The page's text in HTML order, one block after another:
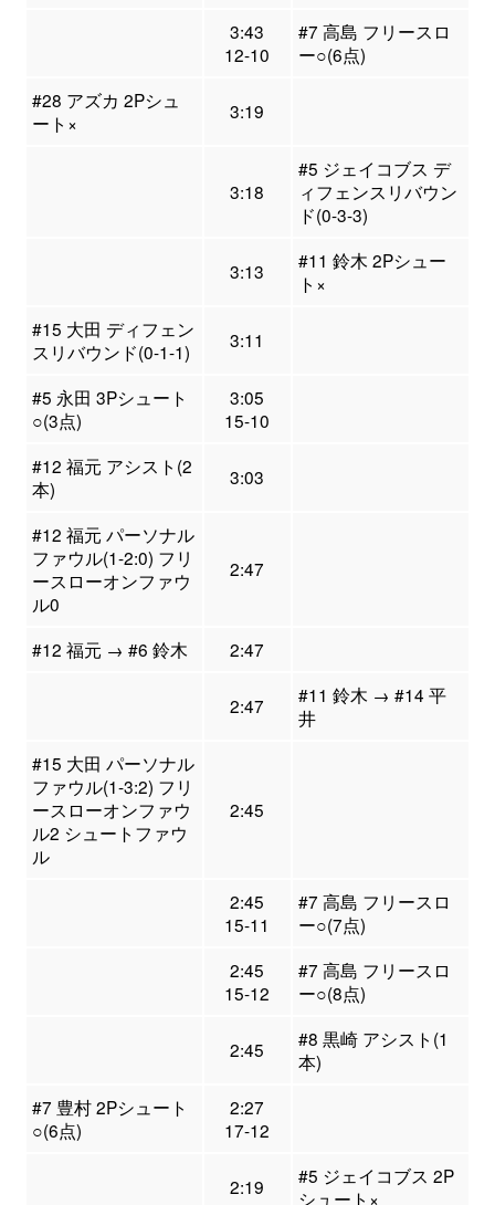
3:43
12-10
#7 高島 フリースロ
ー○(6点)
#28 アズカ 2Pシュ
ート×
3:19
3:18
#5 ジェイコブス デ
ィフェンスリバウン
ド(0-3-3)
3:13
#11 鈴木 2Pシュー
ト×
#15 大田 ディフェン
スリバウンド(0-1-1)
3:11
#5 永田 3Pシュート
○(3点)
3:05
15-10
#12 福元 アシスト(2
本)
3:03
#12 福元 パーソナル
ファウル(1-2:0) フリ
ースローオンファウ
ル0
2:47
#12 福元 → #6 鈴木 2:47
2:47
#11 鈴木 → #14 平
井
#15 大田 パーソナル
ファウル(1-3:2) フリ
ースローオンファウ
ル2 シュートファウ
ル
2:45
2:45
15-11
#7 高島 フリースロ
ー○(7点)
2:45
15-12
#7 高島 フリースロ
ー○(8点)
2:45
#8 黒崎 アシスト(1
本)
#7 豊村 2Pシュート
○(6点)
2:27
17-12
2:19
#5 ジェイコブス 2P
シュート×